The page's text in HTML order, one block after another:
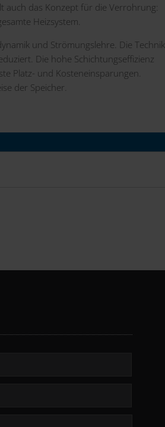
auch das Konzept für die Verrohrung:
Heizsystem.
und Strömungslehre. Die Technik
Die hohe Schichtungseffizienz
Platz- und Kosteneinsparungen.
der Speicher.